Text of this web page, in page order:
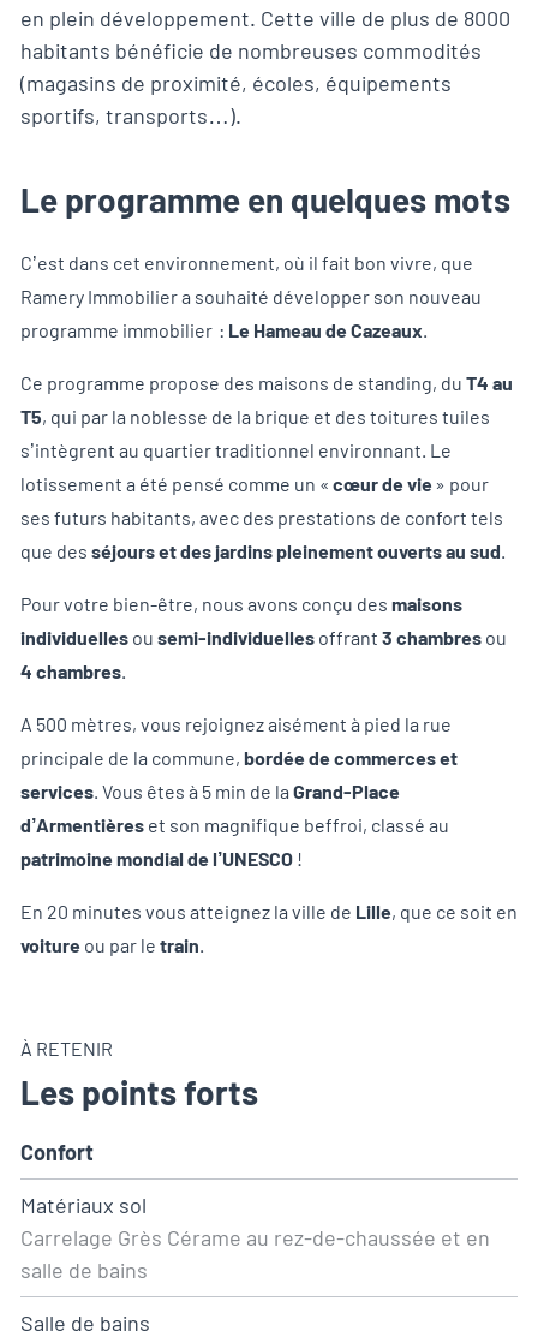
en plein développement. Cette ville de plus de 8000
habitants bénéficie de nombreuses commodités
(magasins de proximité, écoles, équipements
sportifs, transports…).
Le programme en quelques mots
C’est dans cet environnement, où il fait bon vivre, que
Ramery Immobilier a souhaité développer son nouveau
programme immobilier : Le Hameau de Cazeaux.
Ce programme propose des maisons de standing, du T4 au
T5, qui par la noblesse de la brique et des toitures tuiles
s’intègrent au quartier traditionnel environnant. Le
lotissement a été pensé comme un « cœur de vie» pour
ses futurs habitants, avec des prestations de confort tels
que des séjours et des jardins pleinement ouverts au sud.
Pour votre bien-être, nous avons conçu des maisons
individuelles ou semi-individuelles offrant 3 chambres ou
4 chambres.
A 500 mètres, vous rejoignez aisément à pied la rue
principale de la commune, bordée de commerces et
services. Vous êtes à 5 min de la Grand-Place
d’Armentières et son magnifique beffroi, classé au
patrimoine mondial de l’UNESCO !
En 20 minutes vous atteignez la ville de Lille, que ce soit en
voiture ou par le train.
À RETENIR
Les points forts
Confort
Matériaux sol
Carrelage Grès Cérame au rez-de-chaussée et en
salle de bains
Salle de bains